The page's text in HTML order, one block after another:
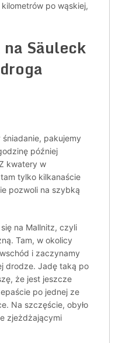
po wąskiej,
Säuleck
pakujemy
później
kwatery w
tylko kilkanaście
pozwoli na szybką
na Mallnitz, czyli
Tam, w okolicy
i zaczynamy
drodze. Jadę taką po
że jest jeszcze
po jednej ze
Na szczęście, obyło
zjeżdżającymi